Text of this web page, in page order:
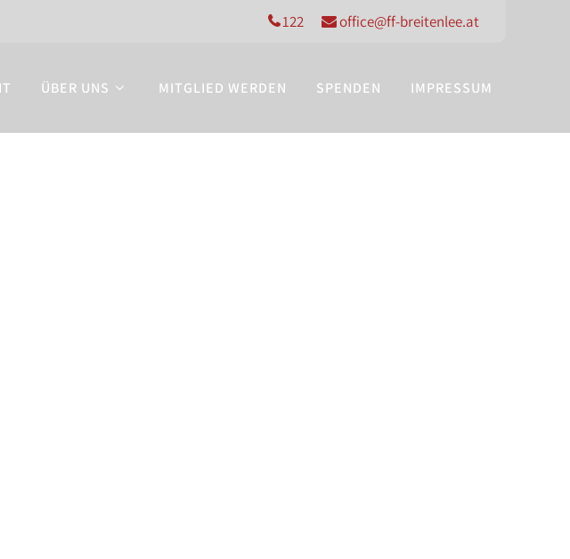
122 office@ff-breitenlee.at
ÜBER UNS MITGLIED WERDEN SPENDEN IMPRESSUM